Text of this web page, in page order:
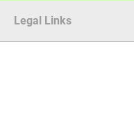
Legal Links